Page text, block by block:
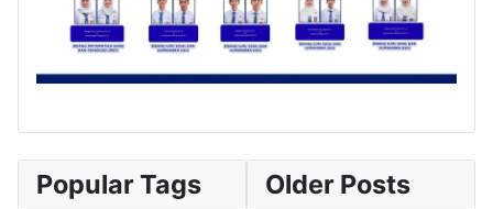
Popular Tags Older Posts